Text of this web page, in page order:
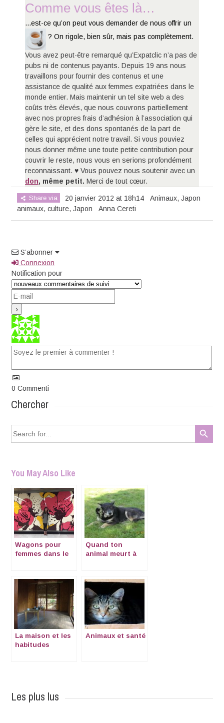
Comme vous êtes là…
...est-ce qu’on peut vous demander de nous offrir un
? On rigole, bien sûr, mais pas complètement.
Vous avez peut-être remarqué qu’Expatclic n’a pas de
pubs ni de contenus payants. Depuis 19 ans nous
travaillons pour fournir des contenus et une
assistance de qualité aux femmes expatriées dans le
monde entier. Mais maintenir un tel site web a des
coûts très élevés, que nous couvrons partiellement
avec nos propres frais d’adhésion à l’association qui
gère le site, et des dons spontanés de la part de
celles qui apprécient notre travail. Si vous pouviez
nous donner même une toute petite contribution pour
couvrir le reste, nous vous en serions profondément
reconnaissant. ♥ Vous pouvez nous soutenir avec un
don, même petit.Merci de tout cœur.
Share via 20 janvier 2012 at 18h14 Animaux,Japon
animaux,culture,Japon Anna Cereti
S’abonner
Connexion
Notification pour
0 Commenti
Chercher
Search
for:
Search Button
You May Also Like
Wagons pour
femmes dans le
Quand ton
animal meurt à
La maison et les
habitudes
Animaux et santé
Les plus lus